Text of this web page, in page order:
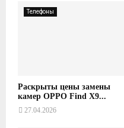
Телефоны
Раскрыты цены замены
камер OPPO Find X9...
27.04.2026